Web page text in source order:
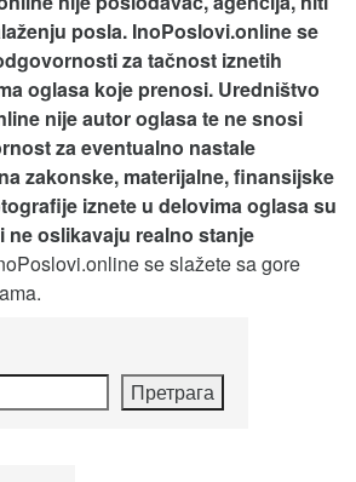
posla. InoPoslovi.online se
za tačnost iznetih
oglasa koje prenosi. Uredništvo
nije autor oglasa te ne snosi
za eventualno nastale
zakonske, materijalne, finansijske
iznete u delovima oglasa su
ne oslikavaju realno stanje
se slažete sa gore
Претрага